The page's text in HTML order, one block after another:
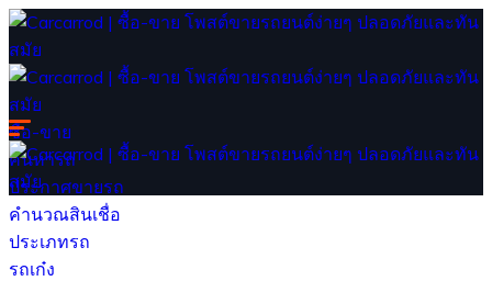
ซื้อ-ขาย
ค้นหารถ
ประกาศขายรถ
คำนวณสินเชื่อ
ประเภทรถ
รถเก๋ง